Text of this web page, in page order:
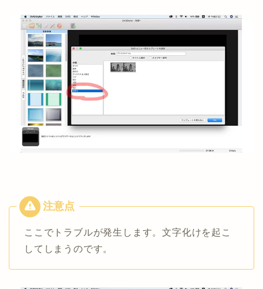
ここでトラブルが発生します。文字化けを起こ
してしまうのです。